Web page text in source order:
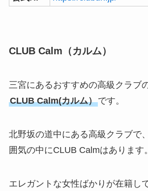
CLUB Calm（カルム）
三宮にあるおすすめの高級クラブ
CLUB Calm(カルム）です。
北野坂の道中にある高級クラブで
囲気の中にCLUB Calmはあります。
エレガントな女性ばかりが在籍し